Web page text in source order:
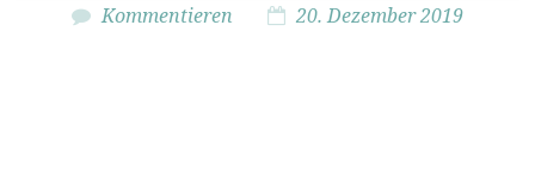
Kommentieren 20. Dezember 2019